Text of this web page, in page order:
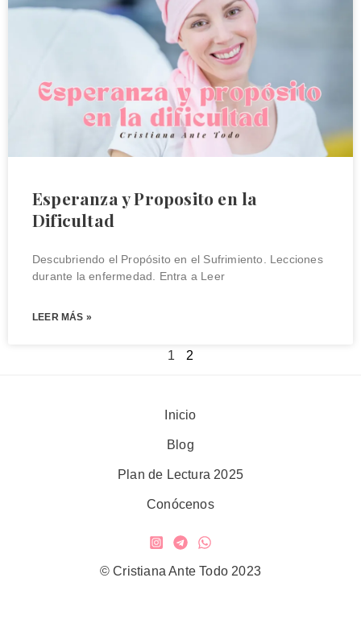
Esperanza y Proposito en la
Dificultad
Descubriendo el Propósito en el Sufrimiento. Lecciones
durante la enfermedad. Entra a Leer
LEER MÁS »
1 2
Inicio
Blog
Plan de Lectura 2025
Conócenos
© Cristiana Ante Todo 2023